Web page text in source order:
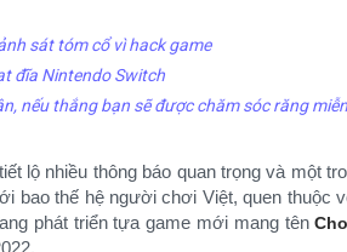
sát tóm cổ vì hack game
đĩa Nintendo Switch
nếu thắng bạn sẽ được chăm sóc răng
lộ nhiều thông báo quan trọng và một
bao thế hệ người chơi Việt, quen thuộc
phát triển tựa game mới mang tên